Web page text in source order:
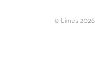
© Limes 2026